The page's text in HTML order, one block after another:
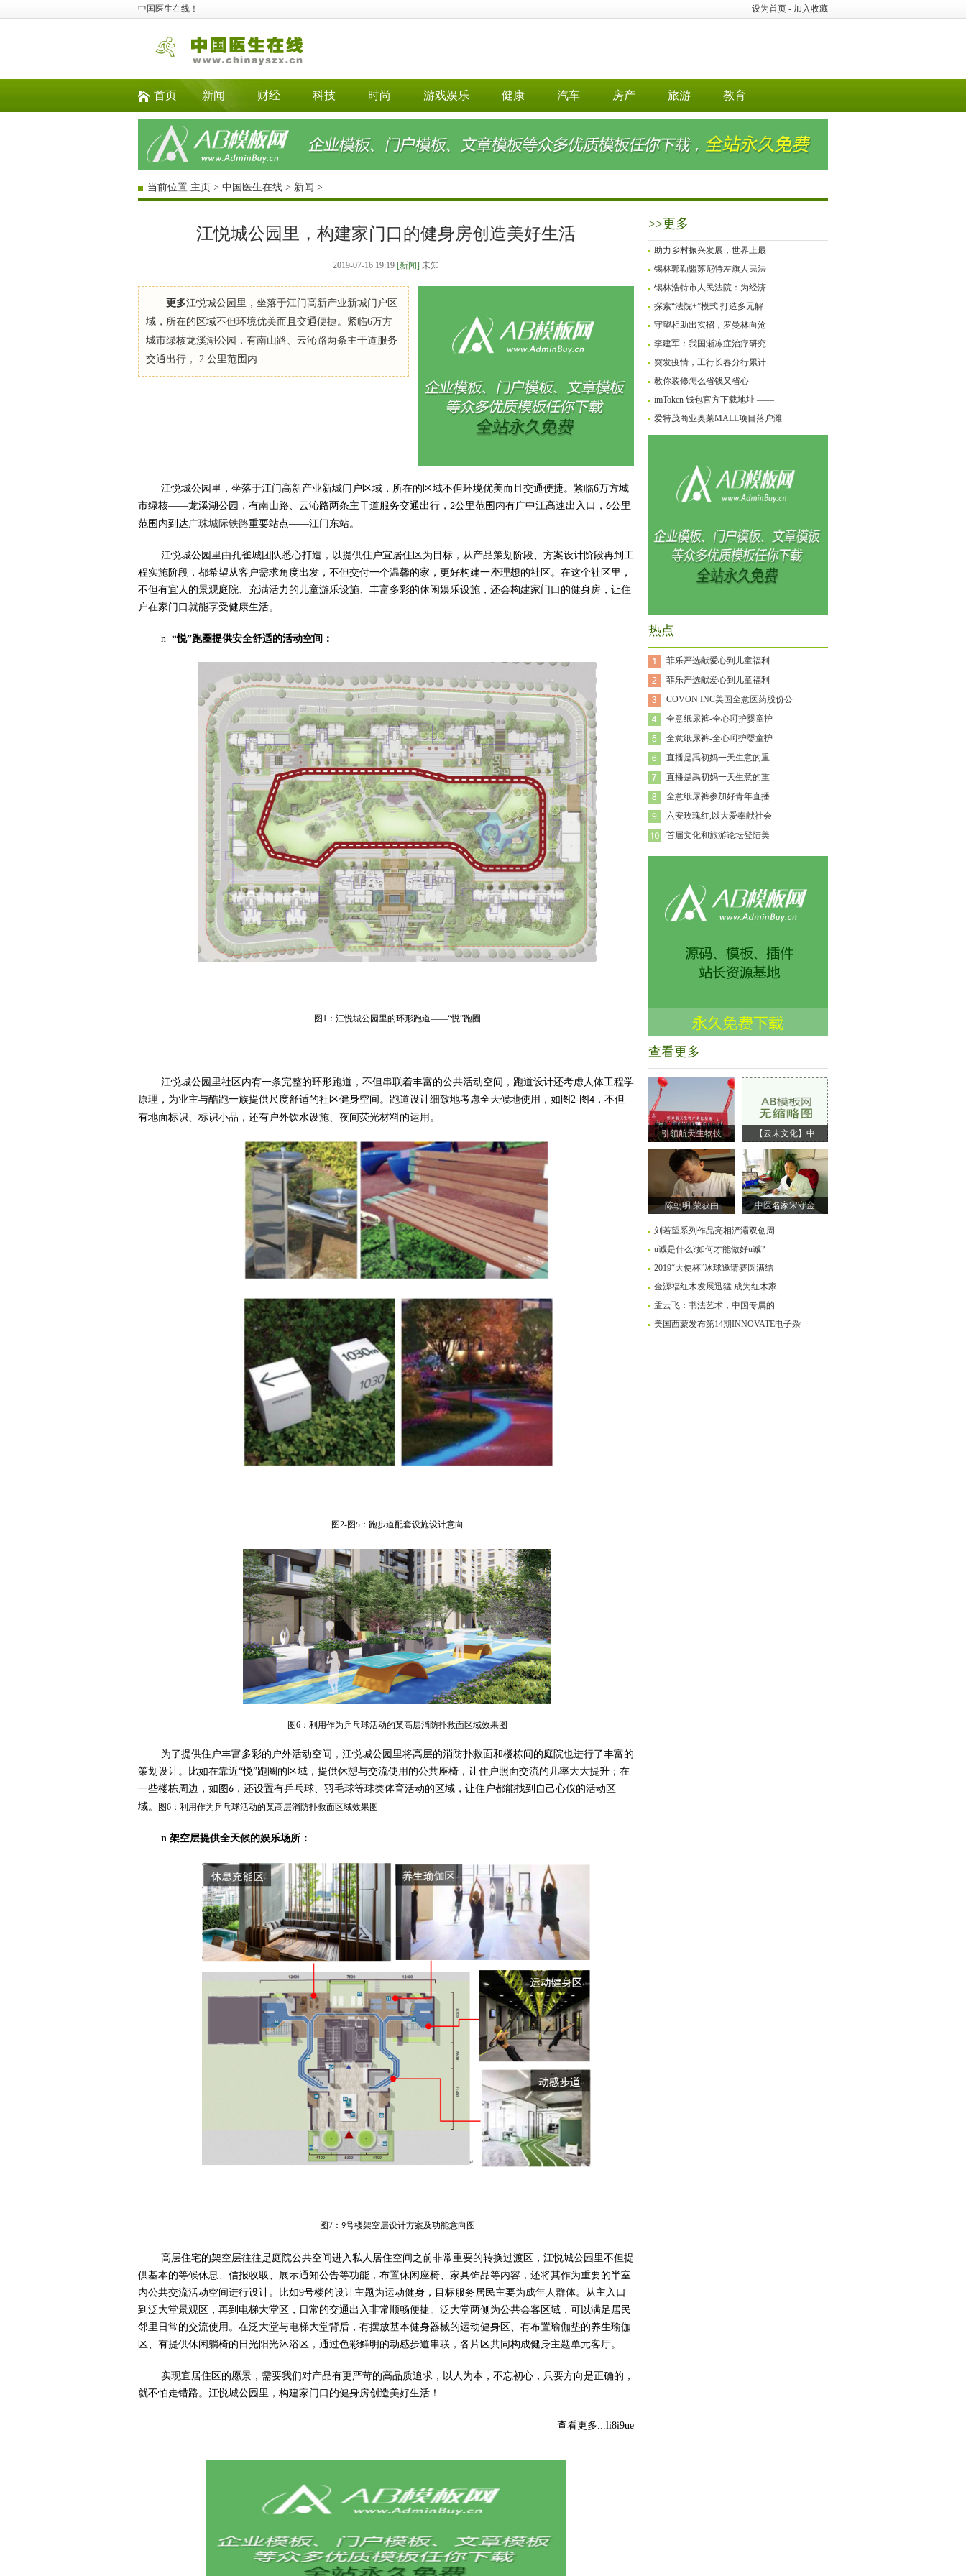
设为首页 - 加入收藏
中国医生在线！
首页 新闻 财经 科技 时尚 游戏娱乐 健康 汽车 房产 旅游 教育
当前位置 主页 > 中国医生在线 > 新闻 >
江悦城公园里，构建家门口的健身房创造美好生活
2019-07-16 19:19 [新闻] 未知
更多江悦城公园里，坐落于江门高新产业新城门户区
域，所在的区域不但环境优美而且交通便捷。紧临6万方
城市绿核龙溪湖公园，有南山路、云沁路两条主干道服务
交通出行， 2 公里范围内
江悦城公园里，坐落于江门高新产业新城门户区域，所在的区域不但环境优美而且交通便捷。紧临6万方城
市绿核——龙溪湖公园，有南山路、云沁路两条主干道服务交通出行， 2公里范围内有广中江高速出入口， 6公里
范围内到达广珠城际铁路重要站点——江门东站。
江悦城公园里由孔雀城团队悉心打造，以提供住户宜居住区为目标，从产品策划阶段、方案设计阶段再到工
程实施阶段，都希望从客户需求角度出发，不但交付一个温馨的家，更好构建一座理想的社区。在这个社区里，
不但有宜人的景观庭院、充满活力的儿童游乐设施、丰富多彩的休闲娱乐设施，还会构建家门口的健身房，让住
户在家门口就能享受健康生活。
n “悦”跑圈提供安全舒适的活动空间：
图1：江悦城公园里的环形跑道——“悦”跑圈
江悦城公园里社区内有一条完整的环形跑道，不但串联着丰富的公共活动空间，跑道设计还考虑人体工程学
原理，为业主与酷跑一族提供尺度舒适的社区健身空间。跑道设计细致地考虑全天候地使用，如图 2-图 4 ，不但
有地面标识、标识小品，还有户外饮水设施、夜间荧光材料的运用。
图2-图5 ：跑步道配套设施设计意向
图6：利用作为乒乓球活动的某高层消防扑救面区域效果图
为了提供住户丰富多彩的户外活动空间，江悦城公园里将高层的消防扑救面和楼栋间的庭院也进行了丰富的
策划设计。比如在靠近“悦”跑圈的区域，提供休憩与交流使用的公共座椅，让住户照面交流的几率大大提升；在
一些楼栋周边，如图 6 ，还设置有乒乓球、羽毛球等球类体育活动的区域，让住户都能找到自己心仪的活动区
域。
图6：利用作为乒乓球活动的某高层消防扑救面区域效果图
n 架空层提供全天候的娱乐场所：
图7： 9号楼架空层设计方案及功能意向图
高层住宅的架空层往往是庭院公共空间进入私人居住空间之前非常重要的转换过渡区，江悦城公园里不但提
供基本的等候休息、信报收取、展示通知公告等功能，布置休闲座椅、家具饰品等内容，还将其作为重要的半室
内公共交流活动空间进行设计。比如9号楼的设计主题为运动健身，目标服务居民主要为成年人群体。从主入口
到泛大堂景观区，再到电梯大堂区，日常的交通出入非常顺畅便捷。泛大堂两侧为公共会客区域，可以满足居民
邻里日常的交流使用。在泛大堂与电梯大堂背后，有摆放基本健身器械的运动健身区、有布置瑜伽垫的养生瑜伽
区、有提供休闲躺椅的日光阳光沐浴区，通过色彩鲜明的动感步道串联，各片区共同构成健身主题单元客厅。
实现宜居住区的愿景，需要我们对产品有更严苛的高品质追求，以人为本，不忘初心，只要方向是正确的，
就不怕走错路。江悦城公园里，构建家门口的健身房创造美好生活！
查看更多...li8i9ue
>>更多
助力乡村振兴发展，世界上最
锡林郭勒盟苏尼特左旗人民法
锡林浩特市人民法院：为经济
探索“法院+”模式 打造多元解
守望相助出实招，罗曼林向沧
李建军：我国渐冻症治疗研究
突发疫情，工行长春分行累计
教你装修怎么省钱又省心——
imToken 钱包官方下载地址 ——
爱特茂商业奥莱MALL项目落户潍
热点
菲乐严选献爱心到儿童福利
菲乐严选献爱心到儿童福利
COVON INC美国全意医药股份公
全意纸尿裤-全心呵护婴童护
全意纸尿裤-全心呵护婴童护
直播是禹初妈一天生意的重
直播是禹初妈一天生意的重
全意纸尿裤参加好青年直播
六安玫瑰红,以大爱奉献社会
首届文化和旅游论坛登陆美
查看更多
引领航天生物技 【云末文化】中
陈朝明 荣获由 中医名家宋守金
刘若望系列作品亮相浐灞双创周
u诚是什么?如何才能做好u诚?
2019“大使杯”冰球邀请赛圆满结
金源福红木发展迅猛 成为红木家
孟云飞：书法艺术，中国专属的
美国西蒙发布第14期INNOVATE电子杂